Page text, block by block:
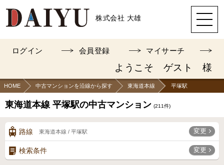
株式会社 大雄
ログイン 会員登録 マイサーチ
ようこそ ゲスト 様
HOME 中古マンションを沿線から探す 東海道本線 平塚駅
東海道本線 平塚駅の中古マンション (211件)
路線 東海道本線 / 平塚駅 変更
検索条件 変更